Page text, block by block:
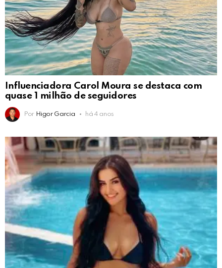
Influenciadora Carol Moura se destaca com
quase 1 milhão de seguidores
Por Higor Garcia há 4 anos